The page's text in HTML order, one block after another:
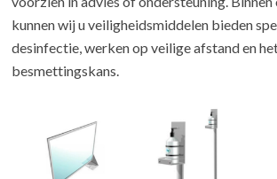
kunnen wij u veiligheidsmiddelen bieden
desinfectie, werken op veilige afstand en
besmettingskans.